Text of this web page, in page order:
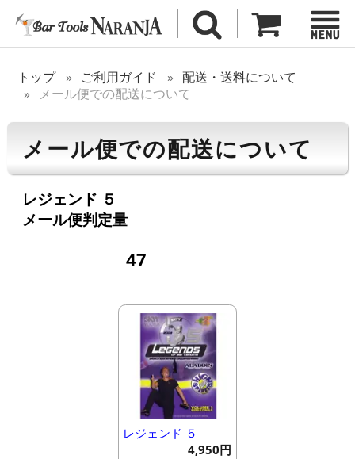
トップ ご利用ガイド
配送・送料について
メール便での配送について
メール便での配送について
レジェンド ５
メール便判定量
47
レジェンド ５
4,950円